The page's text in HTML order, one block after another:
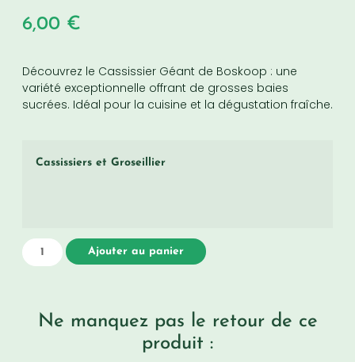
6,00 €
Découvrez le Cassissier Géant de Boskoop : une
variété exceptionnelle offrant de grosses baies
sucrées. Idéal pour la cuisine et la dégustation fraîche.
Cassissiers et Groseillier
Ajouter au panier
Ne manquez pas le retour de ce
produit :